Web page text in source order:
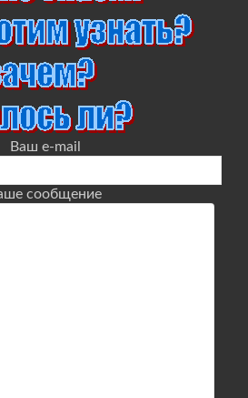
Ваш e-mail
сообщение